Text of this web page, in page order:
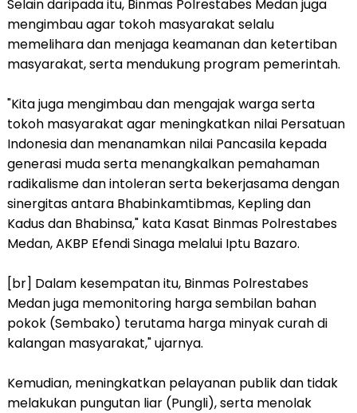
Selain daripada itu, Binmas Polrestabes Medan juga
mengimbau agar tokoh masyarakat selalu
memelihara dan menjaga keamanan dan ketertiban
masyarakat, serta mendukung program pemerintah.
"Kita juga mengimbau dan mengajak warga serta
tokoh masyarakat agar meningkatkan nilai Persatuan
Indonesia dan menanamkan nilai Pancasila kepada
generasi muda serta menangkalkan pemahaman
radikalisme dan intoleran serta bekerjasama dengan
sinergitas antara Bhabinkamtibmas, Kepling dan
Kadus dan Bhabinsa," kata Kasat Binmas Polrestabes
Medan, AKBP Efendi Sinaga melalui Iptu Bazaro.
[br] Dalam kesempatan itu, Binmas Polrestabes
Medan juga memonitoring harga sembilan bahan
pokok (Sembako) terutama harga minyak curah di
kalangan masyarakat," ujarnya.
Kemudian, meningkatkan pelayanan publik dan tidak
melakukan pungutan liar (Pungli), serta menolak